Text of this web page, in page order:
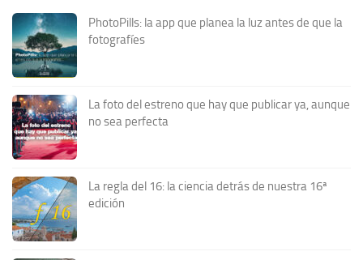
PhotoPills: la app que planea la luz antes de que la
fotografíes
La foto del estreno que hay que publicar ya, aunque
no sea perfecta
La regla del 16: la ciencia detrás de nuestra 16ª
edición